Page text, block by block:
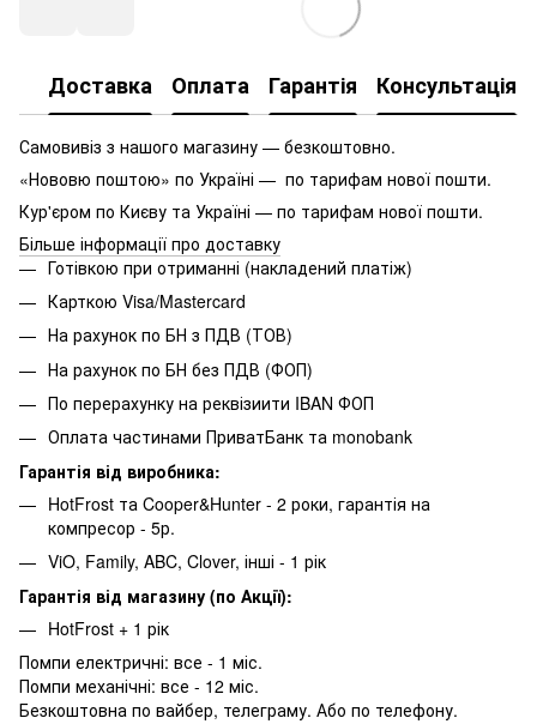
Доставка Оплата Гарантія Консультація
Самовивіз з нашого магазину — безкоштовно.
«Нововю поштою» по Україні — по тарифам нової пошти.
Кур'єром по Києву та Україні — по тарифам нової пошти.
Більше інформації про доставку
Готівкою при отриманні (накладений платіж)
Карткою Visa/Mastercard
На рахунок по БН з ПДВ (ТОВ)
На рахунок по БН без ПДВ (ФОП)
По перерахунку на реквізиити IBAN ФОП
Оплата частинами ПриватБанк та monobank
Гарантія від виробника:
HotFrost та Cooper&Hunter - 2 роки, гарантія на
компресор - 5р.
ViO, Family, ABC, Clover, інші - 1 рік
Гарантія від магазину (по Акції):
HotFrost + 1 рік
Помпи електричні: все - 1 міс.
Помпи механічні: все - 12 міс.
Безкоштовна по вайбер, телеграму. Або по телефону.